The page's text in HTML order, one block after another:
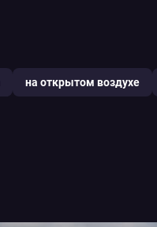
на открытом воздухе